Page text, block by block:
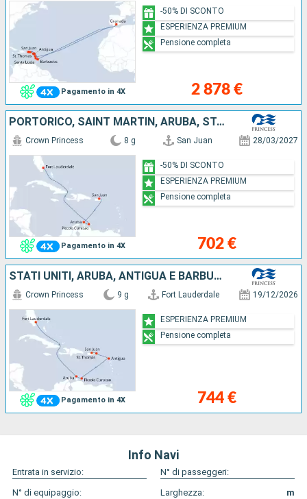
Pagamento in 4X 2 878 €
-50% DI SCONTO
ESPERIENZA PREMIUM
Pensione completa
PORTORICO, SAINT MARTIN, ARUBA, STATI UNITI
Pagamento in 4X
Crown Princess 8 g San Juan 28/03/2027
702 €
-50% DI SCONTO
ESPERIENZA PREMIUM
Pensione completa
STATI UNITI, ARUBA, ANTIGUA E BARBUDA, SAINT THOMAS, PORTORICO
Pagamento in 4X
Crown Princess 9 g Fort Lauderdale 19/12/2026
744 €
ESPERIENZA PREMIUM
Pensione completa
Info Navi
Entrata in servizio:
N° di passeggeri:
N° di equipaggio:
Larghezza:
m